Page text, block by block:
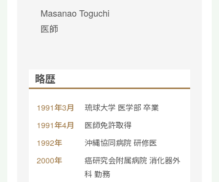
Masanao Toguchi
医師
略歴
1991年3月
琉球大学 医学部 卒業
1991年4月
医師免許取得
1992年
沖縄協同病院 研修医
2000年
癌研究会附属病院 消化器外
科 勤務